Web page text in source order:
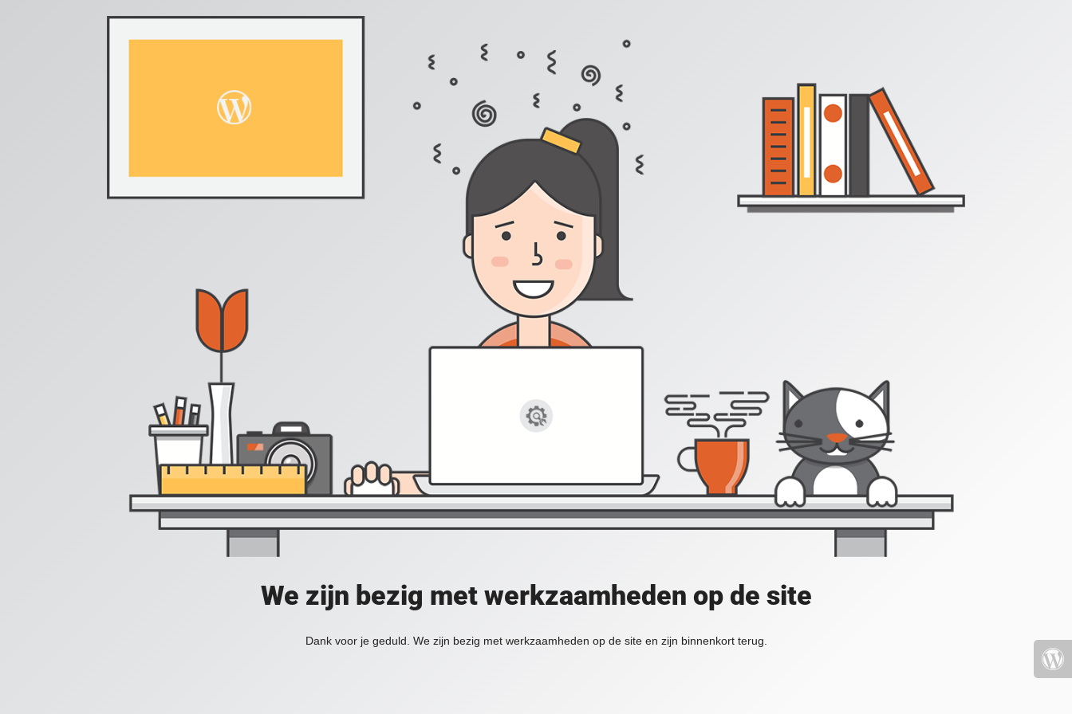
We zijn bezig met werkzaamheden op de site
Dank voor je geduld. We zijn bezig met werkzaamheden op de site en zijn binnenkort terug.